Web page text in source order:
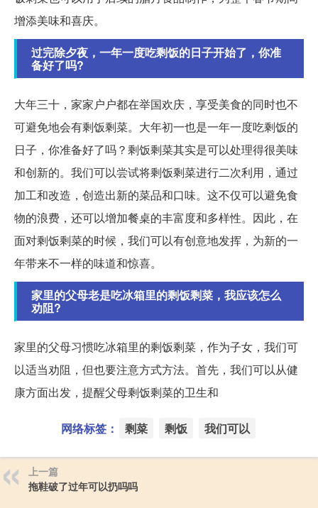
增添美味和喜庆。
过完除夕夜，一年一度吃剩饭的日子开始了，你准
备好了吗?
大年三十，家家户户都在举国欢庆，享受美食的同时也不
可避免地会有剩饭剩菜。大年初一也是一年一度吃剩饭的
日子，你准备好了吗？剩饭剩菜其实是可以处理得很美味
和创新的。我们可以尝试将剩饭剩菜进行二次利用，通过
加工和改造，创造出新的菜品和口味。这不仅可以避免食
物的浪费，还可以增加餐桌的丰富度和多样性。因此，在
面对剩饭剩菜的时候，我们可以有创意地发挥，为新的一
年带来不一样的味道和惊喜。
家里的父母老是吃冰箱里的剩饭剩菜，我应该怎么
劝阻?
家里的父母习惯吃冰箱里的剩饭剩菜，作为子女，我们可
以适当劝阻，但也要注意方式方法。首先，我们可以从健
康方面出发，提醒父母剩饭剩菜的卫生和
网络标签： 剩菜 剩饭 我们可以
上一篇
拖鞋破了过年可以扔吗吗